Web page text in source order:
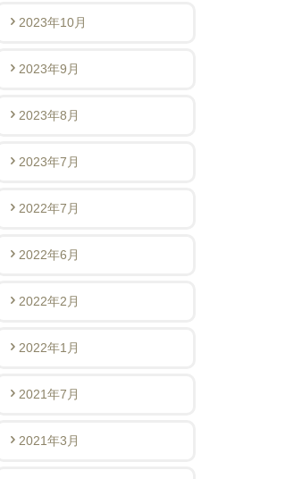
2023年10月
2023年9月
2023年8月
2023年7月
2022年7月
2022年6月
2022年2月
2022年1月
2021年7月
2021年3月